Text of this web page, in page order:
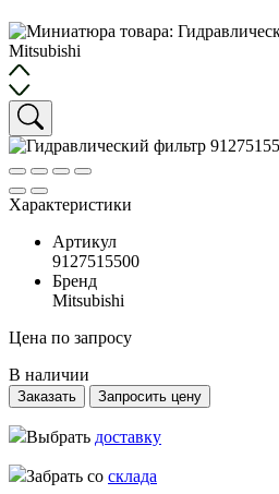
Характеристики
Артикул
9127515500
Бренд
Mitsubishi
Цена по запросу
В наличии
Заказать Запросить цену
Выбрать доставку
Забрать со склада